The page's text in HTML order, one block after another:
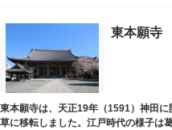
東本願寺
東本願寺は、天正19年（1591）神田
草に移転しました。江戸時代の様子は